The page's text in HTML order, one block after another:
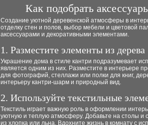
Как подобрать
Создание уютной деревенской атмосферы в
отделку стен и полов, выбор мебели и цветовой
аксессуарами и декоративными элементами.
1. Разместите элементы из дерева
Украшение дома в стиле кантри подразумевает
является одним из них. Разместите в интерьере
для фотографий, стеллажи или полки для книг,
интерьеру кантри-шарм и природный вид.
2. Используйте текстильные
Текстиль играет важную роль в оформлении
уютную и теплую атмосферу. Добавьте на столы и
из хлопка или льна. Вдохните жизнь в комнату с